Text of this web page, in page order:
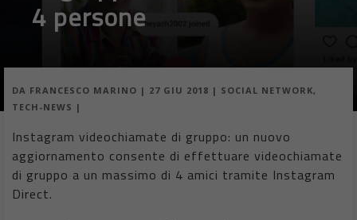
4 persone
DA FRANCESCO MARINO | 27 GIU 2018 | SOCIAL NETWORK,
TECH-NEWS |
Instagram videochiamate di gruppo: un nuovo
aggiornamento consente di effettuare videochiamate
di gruppo a un massimo di 4 amici tramite Instagram
Direct.